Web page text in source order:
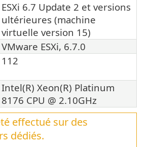
ESXi 6.7 Update 2 et versions
ultérieures (machine
virtuelle version 15)
VMware ESXi, 6.7.0
112
Intel(R) Xeon(R) Platinum
8176 CPU @ 2.10GHz
effectué sur des
dédiés.